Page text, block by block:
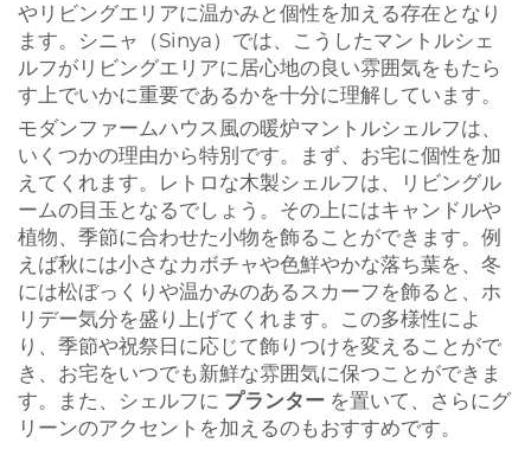
やリビングエリアに温かみと個性を加える存在となり
ます。シニャ（Sinya）では、こうしたマントルシェ
ルフがリビングエリアに居心地の良い雰囲気をもたら
す上でいかに重要であるかを十分に理解しています。
モダンファームハウス風の暖炉マントルシェルフは、
いくつかの理由から特別です。まず、お宅に個性を加
えてくれます。レトロな木製シェルフは、リビングル
ームの目玉となるでしょう。その上にはキャンドルや
植物、季節に合わせた小物を飾ることができます。例
えば秋には小さなカボチャや色鮮やかな落ち葉を、冬
には松ぼっくりや温かみのあるスカーフを飾ると、ホ
リデー気分を盛り上げてくれます。この多様性によ
り、季節や祝祭日に応じて飾りつけを変えることがで
き、お宅をいつでも新鮮な雰囲気に保つことができま
す。また、シェルフに プランター を置いて、さらにグ
リーンのアクセントを加えるのもおすすめです。